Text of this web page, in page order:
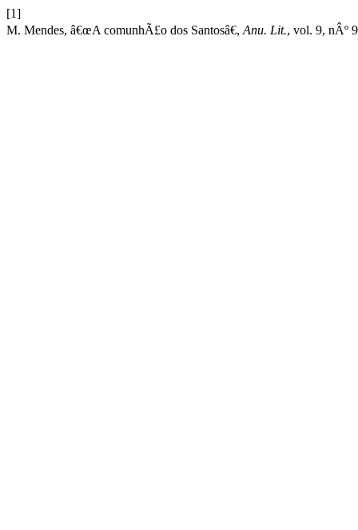
[1]
M. Mendes, â€œA comunhÃ£o dos Santosâ€, Anu. Lit., vol. 9, nÂº